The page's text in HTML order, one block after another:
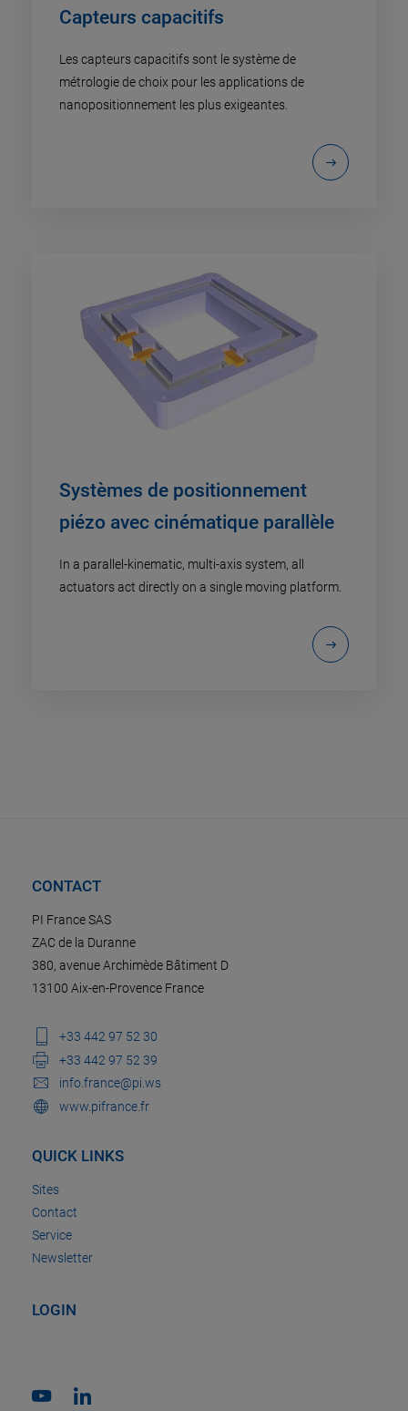
Capteurs capacitifs
Les capteurs capacitifs sont le système de
métrologie de choix pour les applications de
nanopositionnement les plus exigeantes.
Systèmes de positionnement
piézo avec cinématique parallèle
In a parallel-kinematic, multi-axis system, all
actuators act directly on a single moving platform.
CONTACT
PI France SAS
ZAC de la Duranne
380, avenue Archimède Bâtiment D
13100 Aix-en-Provence France
+33 442 97 52 30
+33 442 97 52 39
info.france@pi.ws
www.pifrance.fr
QUICK LINKS
Sites
Contact
Service
Newsletter
LOGIN